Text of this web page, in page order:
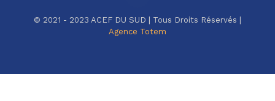
© 2021 - 2023 ACEF DU SUD | Tous Droits Réservés |
Agence Totem